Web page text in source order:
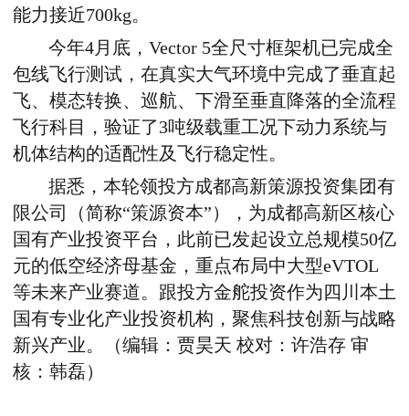
能力接近700kg。
今年4月底，Vector 5全尺寸框架机已完成全
包线飞行测试， 在真实大气环境中完成了垂直起
飞、模态转换、巡航、下滑至垂直降落的全流程
飞行科目
，验证了3吨级载重工况下动力系统与
机体结构的适配性及飞行稳定性。
据悉，本轮领投方成都高新策源投资集团有
限公司（简称“策源资本”）
， 为成都高新区核心
国有产业投资平台， 此前已发起设立总规模50亿
元的低空经济母基金 ， 重点布局中大型eVTOL
等未来产业赛道。 跟投方金舵投资作为四川本土
国有专业化产业投资机构，聚焦科技创新与战略
新兴产业。
（编辑：贾昊天 校对：许浩存 审
核：韩磊）